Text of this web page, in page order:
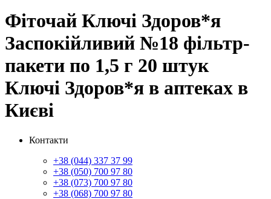
Фіточай Ключі Здоров*я
Заспокійливий №18 фільтр-
пакети по 1,5 г 20 штук
Ключі Здоров*я в аптеках в
Києві
Контакти
+38 (044) 337 37 99
+38 (050) 700 97 80
+38 (073) 700 97 80
+38 (068) 700 97 80